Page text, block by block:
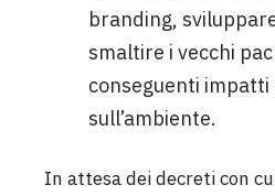
branding,
smaltire i vecchi
conseguenti impatti
sull’ambiente.
In attesa dei decreti con